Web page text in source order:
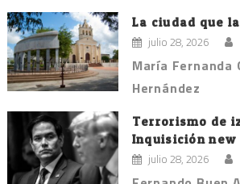
La ciudad que
julio 28, 2026
María Fernanda
Hernández
Terrorismo de
Inquisición new
julio 28, 2026